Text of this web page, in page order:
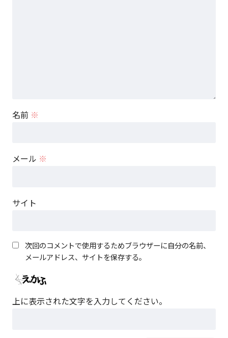
名前 ※
メール ※
サイト
次回のコメントで使用するためブラウザーに自分の名前、
メールアドレス、サイトを保存する。
上に表示された文字を入力してください。